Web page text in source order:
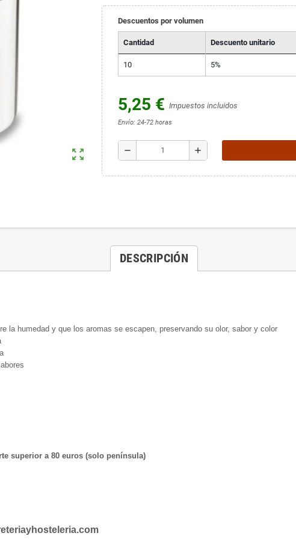
zoom_out_map
Descuentos por volumen
Cantidad Descuento unitario
10 5%
5,25 € Impuestos incluidos
Envío: 24-72 horas
remove add
DESCRIPCIÓN
la humedad y que los aromas se escapen, preservando su olor, sabor y color
superior a 80 euros (solo península)